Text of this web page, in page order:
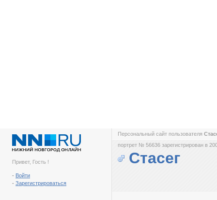
Привет, Гость !
- Войти
- Зарегистрироваться
Персональный сайт пользователя
портрет № 56636 зарегистрирован в
Стасег